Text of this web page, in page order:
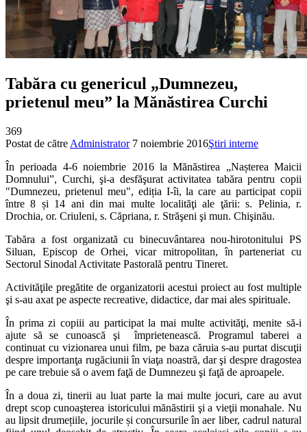
Tabăra cu genericul „Dumnezeu,
prietenul meu” la Mănăstirea Curchi
369
Postat de către Administrator 7 noiembrie 2016Ştiri interne
În perioada 4-6 noiembrie 2016 la Mănăstirea „Nașterea Maicii
Domnului”, Curchi, şi-a desfăşurat activitatea tabăra pentru copii
"Dumnezeu, prietenul meu", ediția I-îi, la care au participat copii
între 8 și 14 ani din mai multe localităţi ale ţării: s. Pelinia, r.
Drochia, or. Criuleni, s. Căpriana, r. Străşeni şi mun. Chişinău.
Tabăra a fost organizată cu binecuvântarea nou-hirotonitului PS
Siluan, Episcop de Orhei, vicar mitropolitan, în parteneriat cu
Sectorul Sinodal Activitate Pastorală pentru Tineret.
Activităţile pregătite de organizatorii acestui proiect au fost multiple
şi s-au axat pe aspecte recreative, didactice, dar mai ales spirituale.
În prima zi copiii au participat la mai multe activităţi, menite să-i
ajute să se cunoască şi împrietenească. Programul taberei a
continuat cu vizionarea unui film, pe baza căruia s-au purtat discuţii
despre importanţa rugăciunii în viaţa noastră, dar şi despre dragostea
pe care trebuie să o avem faţă de Dumnezeu şi faţă de aproapele.
În a doua zi, tinerii au luat parte la mai multe jocuri, care au avut
drept scop cunoaşterea istoricului mănăstirii şi a vieţii monahale. Nu
au lipsit drumețiile, jocurile și concursurile în aer liber, cadrul natural